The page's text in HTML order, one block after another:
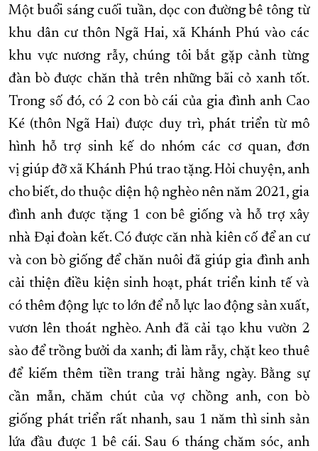
Một buổi sáng cuối tuần, dọc con đường bê tông từ
khu dân cư thôn Ngã Hai, xã Khánh Phú vào các
khu vực nương rẫy, chúng tôi bắt gặp cảnh từng
đàn bò được chăn thả trên những bãi cỏ xanh tốt.
Trong số đó, có 2 con bò cái của gia đình anh Cao
Ké (thôn Ngã Hai) được duy trì, phát triển từ mô
hình hỗ trợ sinh kế do nhóm các cơ quan, đơn
vị giúp đỡ xã Khánh Phú trao tặng. Hỏi chuyện, anh
cho biết, do thuộc diện hộ nghèo nên năm 2021, gia
đình anh được tặng 1 con bê giống và hỗ trợ xây
nhà Đại đoàn kết. Có được căn nhà kiên cố để an cư
và con bò giống để chăn nuôi đã giúp gia đình anh
cải thiện điều kiện sinh hoạt, phát triển kinh tế và
có thêm động lực to lớn để nỗ lực lao động sản xuất,
vươn lên thoát nghèo. Anh đã cải tạo khu vườn 2
sào để trồng bưởi da xanh; đi làm rẫy, chặt keo thuê
để kiếm thêm tiền trang trải hằng ngày. Bằng sự
cần mẫn, chăm chút của vợ chồng anh, con bò
giống phát triển rất nhanh, sau 1 năm thì sinh sản
lứa đầu được 1 bê cái. Sau 6 tháng chăm sóc, anh